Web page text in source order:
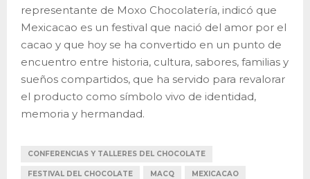
representante de Moxo Chocolatería, indicó que
Mexicacao es un festival que nació del amor por el
cacao y que hoy se ha convertido en un punto de
encuentro entre historia, cultura, sabores, familias y
sueños compartidos, que ha servido para revalorar
el producto como símbolo vivo de identidad,
memoria y hermandad.
CONFERENCIAS Y TALLERES DEL CHOCOLATE
FESTIVAL DEL CHOCOLATE MACQ MEXICACAO